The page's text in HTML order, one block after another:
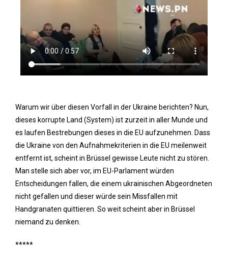
Warum wir über diesen Vorfall in der Ukraine berichten? Nun,
dieses korrupte Land (System) ist zurzeit in aller Munde und
es laufen Bestrebungen dieses in die EU aufzunehmen. Dass
die Ukraine von den Aufnahmekriterien in die EU meilenweit
entfernt ist, scheint in Brüssel gewisse Leute nicht zu stören.
Man stelle sich aber vor, im EU-Parlament würden
Entscheidungen fallen, die einem ukrainischen Abgeordneten
nicht gefallen und dieser würde sein Missfallen mit
Handgranaten quittieren. So weit scheint aber in Brüssel
niemand zu denken.
*****